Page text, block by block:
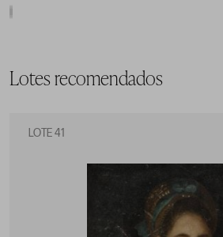
Lotes recomendados
LOTE 41